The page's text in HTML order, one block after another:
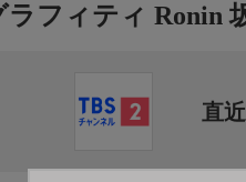
ラフィティ Ronin
直